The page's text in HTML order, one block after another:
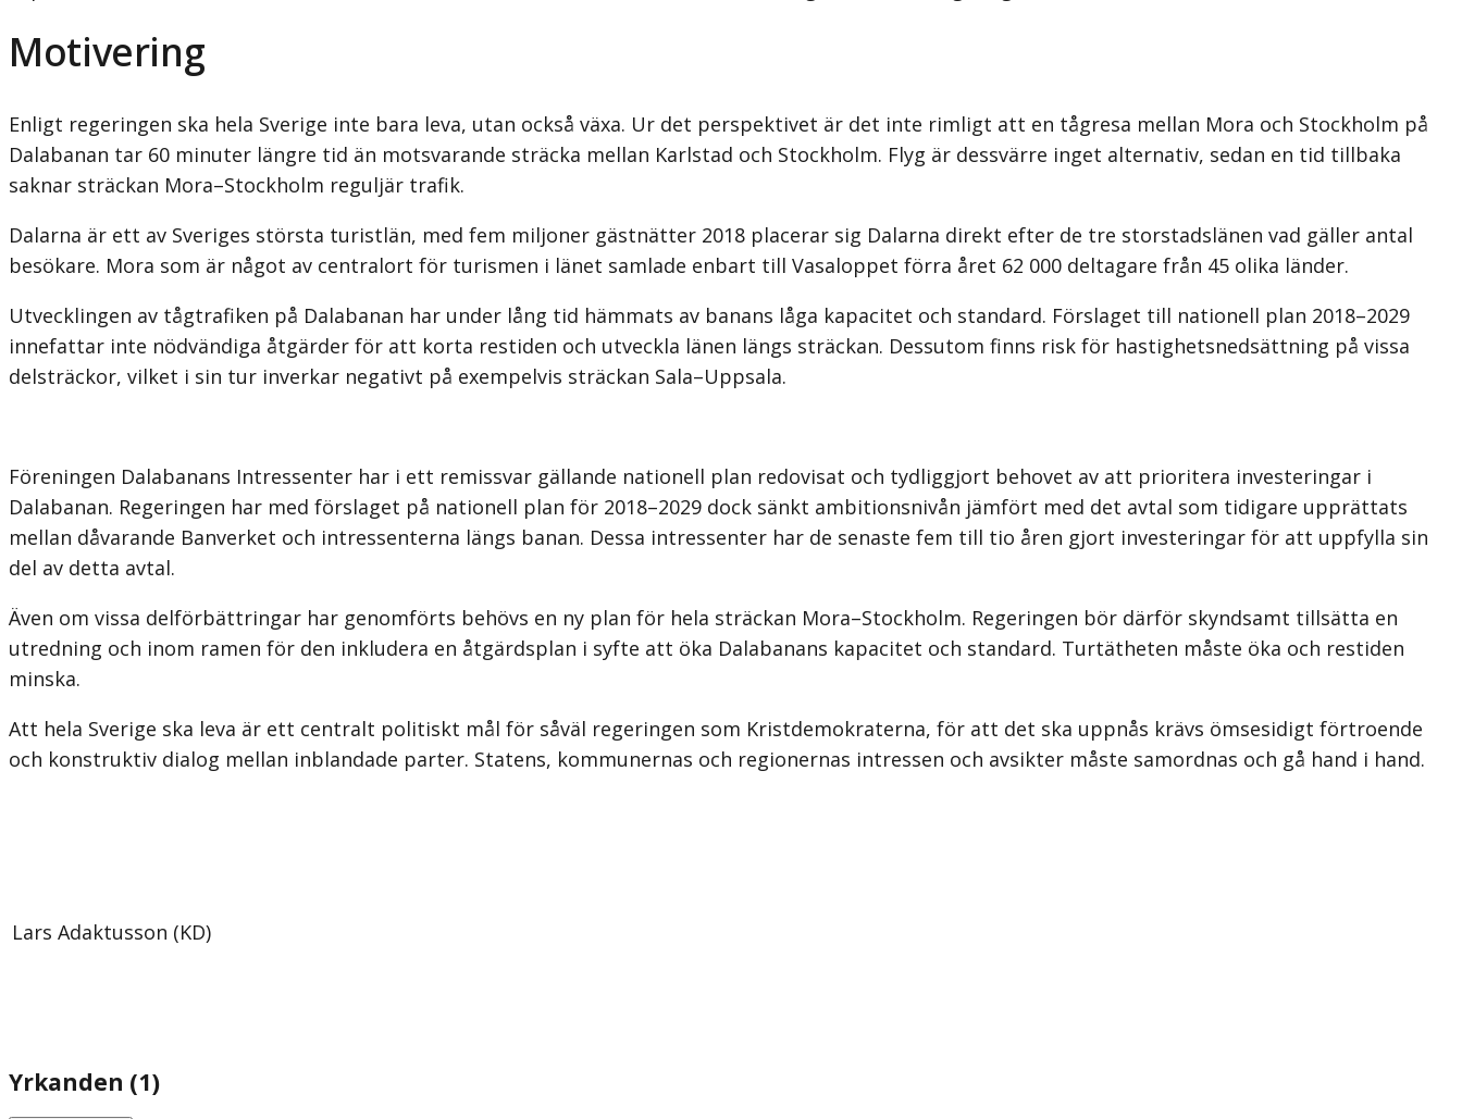
Motivering
Enligt regeringen ska hela Sverige inte bara leva, utan också växa. Ur det perspektivet är det inte rimligt att en tågresa mellan Mora och Stockholm på
Dalabanan tar 60 minuter längre tid än motsvarande sträcka mellan Karlstad och Stockholm. Flyg är dessvärre inget alternativ, sedan en tid tillbaka
saknar sträckan Mora–Stockholm reguljär trafik.
Dalarna är ett av Sveriges största turistlän, med fem miljoner gästnätter 2018 placerar sig Dalarna direkt efter de tre storstadslänen vad gäller antal
besökare. Mora som är något av centralort för turismen i länet samlade enbart till Vasaloppet förra året 62 000 deltagare från 45 olika länder.
Utvecklingen av tågtrafiken på Dalabanan har under lång tid hämmats av banans låga kapacitet och standard. Förslaget till nationell plan 2018–2029
innefattar inte nödvändiga åtgärder för att korta restiden och utveckla länen längs sträckan. Dessutom finns risk för hastighetsnedsättning på vissa
delsträckor, vilket i sin tur inverkar negativt på exempelvis sträckan Sala–Uppsala.
Föreningen Dalabanans Intressenter har i ett remissvar gällande nationell plan redo­visat och tydliggjort behovet av att prioritera investeringar i
Dalabanan. Regeringen har med förslaget på nationell plan för 2018–2029 dock sänkt ambitionsnivån jämfört med det avtal som tidigare upprättats
mellan dåvarande Banverket och intressenterna längs banan. Dessa intressenter har de senaste fem till tio åren gjort investeringar för att uppfylla sin
del av detta avtal.
Även om vissa delförbättringar har genomförts behövs en ny plan för hela sträckan Mora–Stockholm. Regeringen bör därför skyndsamt tillsätta en
utredning och inom ramen för den inkludera en åtgärdsplan i syfte att öka Dalabanans kapacitet och stan­dard. Turtätheten måste öka och restiden
minska.
Att hela Sverige ska leva är ett centralt politiskt mål för såväl regeringen som Kristdemokraterna, för att det ska uppnås krävs ömsesidigt förtroende
och konstruktiv dialog mellan inblandade parter. Statens, kommunernas och regionernas intressen och avsikter måste samordnas och gå hand i hand.
Lars Adaktusson (KD)
Yrkanden (1)